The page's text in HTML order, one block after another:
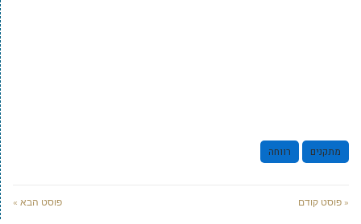
מתקנים רווחה
« פוסט קודם פוסט הבא »